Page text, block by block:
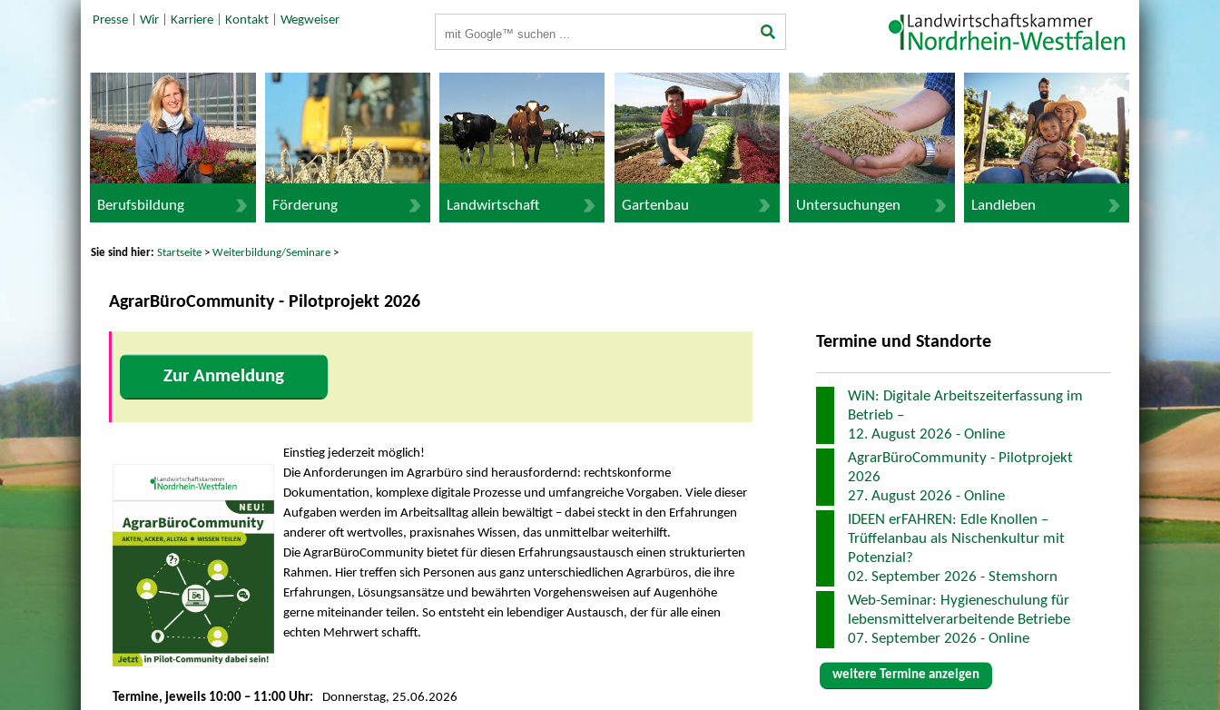
Presse| Wir| Karriere| Kontakt| Wegweiser
Berufsbildung Förderung Landwirtschaft Gartenbau Untersuchungen Landleben
Sie sind hier:Startseite >Weiterbildung/Seminare >
AgrarBüroCommunity - Pilotprojekt 2026
Zur Anmeldung
Einstieg jederzeit möglich!
Die Anforderungen im Agrarbüro sind herausfordernd: rechtskonforme
Dokumentation, komplexe digitale Prozesse und umfangreiche Vorgaben. Viele dieser
Aufgaben werden im Arbeitsalltag allein bewältigt – dabei steckt in den Erfahrungen
anderer oft wertvolles, praxisnahes Wissen, das unmittelbar weiterhilft.
Die AgrarBüroCommunity bietet für diesen Erfahrungsaustausch einen strukturierten
Rahmen. Hier treffen sich Personen aus ganz unterschiedlichen Agrarbüros, die ihre
Erfahrungen, Lösungsansätze und bewährten Vorgehensweisen auf Augenhöhe
gerne miteinander teilen. So entsteht ein lebendiger Austausch, der für alle einen
echten Mehrwert schafft.
Termine, jeweils 10:00 – 11:00 Uhr:
Donnerstag, 25.06.2026
Termine und Standorte
WiN: Digitale Arbeitszeiterfassung im
Betrieb –
12. August 2026 - Online
AgrarBüroCommunity - Pilotprojekt
2026
27. August 2026 - Online
IDEEN erFAHREN: Edle Knollen –
Trüffelanbau als Nischenkultur mit
Potenzial?
02. September 2026 - Stemshorn
Web-Seminar: Hygieneschulung für
lebensmittelverarbeitende Betriebe
07. September 2026 - Online
weitere Termine anzeigen